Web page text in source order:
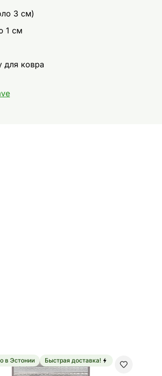
3 см)
1 см
для ковра
smartWeave® ковер Ridala linen 140x200
в Эстонии Быстрая доставка!